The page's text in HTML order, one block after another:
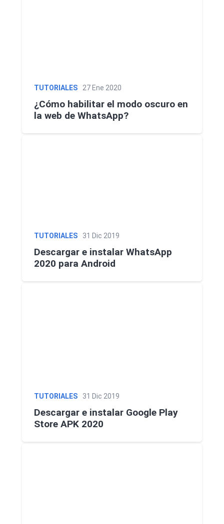
TUTORIALES 27 Ene 2020
¿Cómo habilitar el modo oscuro en
la web de WhatsApp?
TUTORIALES 31 Dic 2019
Descargar e instalar WhatsApp
2020 para Android
TUTORIALES 31 Dic 2019
Descargar e instalar Google Play
Store APK 2020